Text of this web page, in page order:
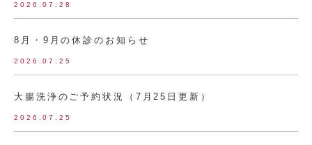
2026.07.28
8月・9月の休診のお知らせ
2026.07.25
大腸洗浄のご予約状況（7月25日更新）
2026.07.25